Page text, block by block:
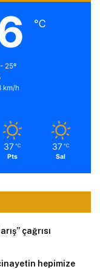
℃
25º
km/h
37 ℃
Pts
37 ℃
Sal
çağrısı
hepimize